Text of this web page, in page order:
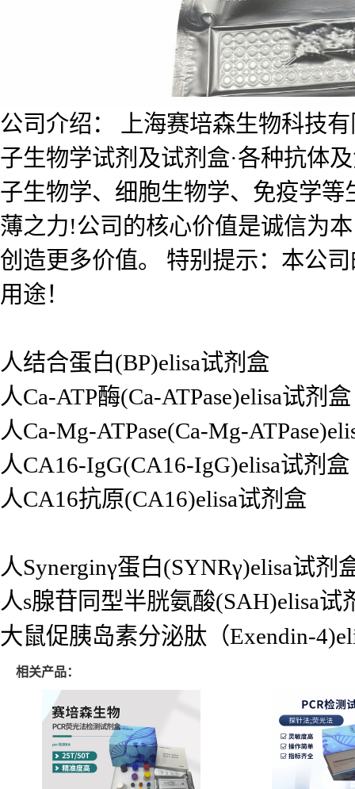
公司介绍： 上海赛培森生物科技有
子生物学试剂及试剂盒·各种抗体
子生物学、细胞生物学、免疫学
薄之力!公司的核心价值是诚信为
创造更多价值。 特别提示：本公
用途！
人结合蛋白(BP)elisa试剂盒
人Ca-ATP酶(Ca-ATPase)elisa试剂盒
人Ca-Mg-ATPase(Ca-Mg-
人CA16-IgG(CA16-IgG)elisa试剂盒
人CA16抗原(CA16)elisa试剂盒
人Synerginγ蛋白(SYNRγ)elisa试剂
人s腺苷同型半胱氨酸(SAH)elisa试
大鼠促胰岛素分泌肽（Exendin-
相关产品：